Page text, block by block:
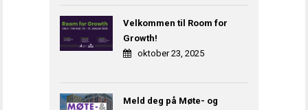
Velkommen til Room for
Growth!
oktober 23, 2025
Meld deg på Møte- og